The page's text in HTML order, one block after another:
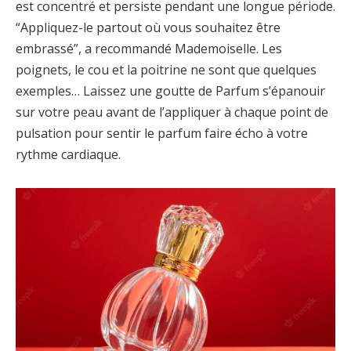
est concentré et persiste pendant une longue période.
“Appliquez-le partout où vous souhaitez être
embrassé”, a recommandé Mademoiselle. Les
poignets, le cou et la poitrine ne sont que quelques
exemples… Laissez une goutte de Parfum s’épanouir
sur votre peau avant de l’appliquer à chaque point de
pulsation pour sentir le parfum faire écho à votre
rythme cardiaque.